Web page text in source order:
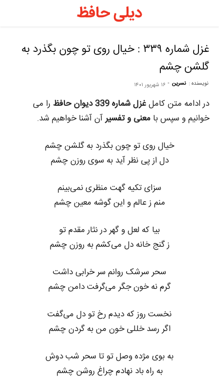
غزل شماره ۳۳۹ : خیال روی تو چون بگذرد به
گلشن چشم
نویسنده : نسرین - ۱۶ شهریور ۱۴۰۱
در ادامه متن کاملغزل شماره 339 دیوان حافظ
را می
خوانیم و سپس با معنی و تفسیرآن آشنا خواهیم شد.
خیال روی تو چون بگذرد به گلشن چشم
دل از پی نظر آید به سوی روزن چشم
سزای تکیه گهت منظری نمی‌بینم
منم ز عالم و این گوشه معین چشم
بیا که لعل و گهر در نثار مقدم تو
ز گنج خانه دل می‌کشم به روزن چشم
سحر سرشک روانم سر خرابی داشت
گرم نه خون جگر می‌گرفت دامن چشم
نخست روز که دیدم رخ تو دل می‌گفت
اگر رسد خللی خون من به گردن چشم
به بوی مژده وصل تو تا سحر شب دوش
به راه باد نهادم چراغ روشن چشم